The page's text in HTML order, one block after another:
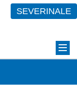
SEVERINALE